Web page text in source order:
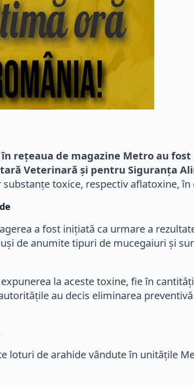
rețeaua de magazine Metro au
Veterinară și pentru Siguranța
toxice, respectiv aflatoxine,
a fost inițiată ca urmare a
de anumite tipuri de mucegaiuri și
la aceste toxine, fie în
au decis eliminarea
loturi de arahide vândute în unitățile